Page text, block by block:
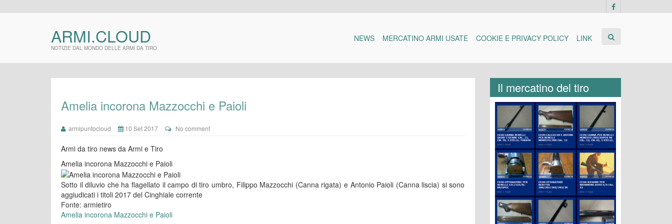
ARMI.CLOUD
NOTIZIE DAL MONDO DELLE ARMI DA TIRO
NEWS MERCATINO ARMI USATE COOKIE E PRIVACY POLICY LINK
Amelia incorona Mazzocchi e Paioli
armipuntocloud 10 Set 2017 No comment
Armi da tiro news da Armi e Tiro
Amelia incorona Mazzocchi e Paioli
Sotto il diluvio che ha flagellato il campo di tiro umbro, Filippo Mazzocchi (Canna rigata) e Antonio Paioli (Canna liscia) si sono
aggiudicati i titoli 2017 del Cinghiale corrente
Fonte: armietiro
Amelia incorona Mazzocchi e Paioli
Il mercatino del tiro